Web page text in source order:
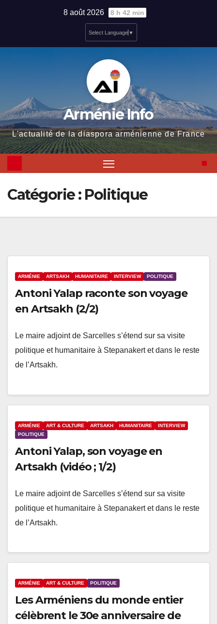
8 août 2026 8 h 42 min
Select Language ▼
Arménie Info
L'actualité de la diaspora arménienne de France
Catégorie : Politique
ARMÉNIE ARTSAKH HUMANITAIRE INTERVIEW POLITIQUE
Antoni Yalap raconte son voyage
en Artsakh (2/2)
Le maire adjoint de Sarcelles s’étend sur sa visite
politique et humanitaire à Stepanakert et dans le reste
de l’Artsakh.
ARMÉNIE ART & CULTURE ARTSAKH HUMANITAIRE
INTERVIEW
POLITIQUE
Antoni Yalap, son voyage en
Artsakh (vidéo ; 1/2)
Le maire adjoint de Sarcelles s’étend sur sa visite
politique et humanitaire à Stepanakert et dans le reste
de l’Artsakh.
ARMÉNIE ART & CULTURE POLITIQUE
Les Arméniens du monde entier
célèbrent le 30e anniversaire de